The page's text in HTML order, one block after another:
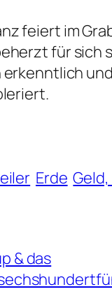
feiert im
für sich
Erde
& das